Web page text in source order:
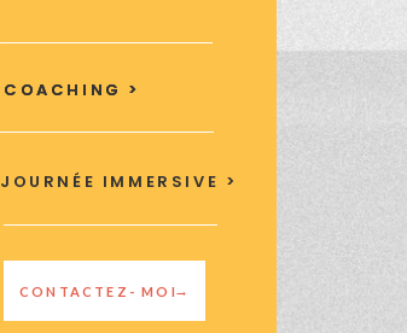
CONTACTEZ- MOI→
COACHING >
COACHING >
JOURNÉE IMMERSIVE >